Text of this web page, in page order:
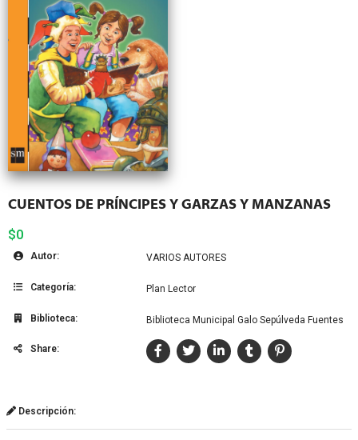
CUENTOS DE PRÍNCIPES Y GARZAS Y MANZANAS
$0
Autor: VARIOS AUTORES
Categoría: Plan Lector
Biblioteca: Biblioteca Municipal Galo Sepúlveda Fuentes
Share:
Descripción: